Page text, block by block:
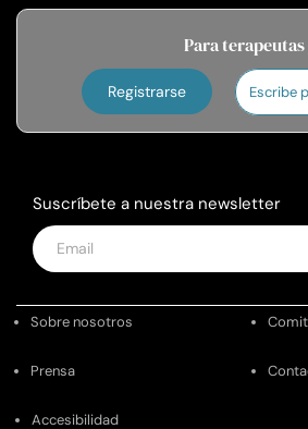
Para terapeutas
Registrarse Escribe
Suscríbete a nuestra newsletter
Introduce
tu
Sobre nosotros
Prensa
Accesibilidad